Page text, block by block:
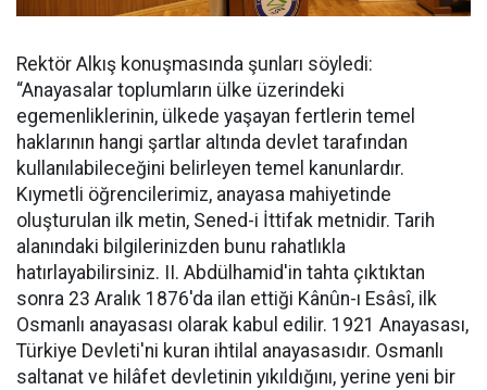
Rektör Alkış konuşmasında şunları söyledi:
“Anayasalar toplumların ülke üzerindeki
egemenliklerinin, ülkede yaşayan fertlerin temel
haklarının hangi şartlar altında devlet tarafından
kullanılabileceğini belirleyen temel kanunlardır.
Kıymetli öğrencilerimiz, anayasa mahiyetinde
oluşturulan ilk metin, Sened-i İttifak metnidir. Tarih
alanındaki bilgilerinizden bunu rahatlıkla
hatırlayabilirsiniz. II. Abdülhamid'in tahta çıktıktan
sonra 23 Aralık 1876'da ilan ettiği Kânûn-ı Esâsî, ilk
Osmanlı anayasası olarak kabul edilir. 1921 Anayasası,
Türkiye Devleti'ni kuran ihtilal anayasasıdır. Osmanlı
saltanat ve hilâfet devletinin yıkıldığını, yerine yeni bir